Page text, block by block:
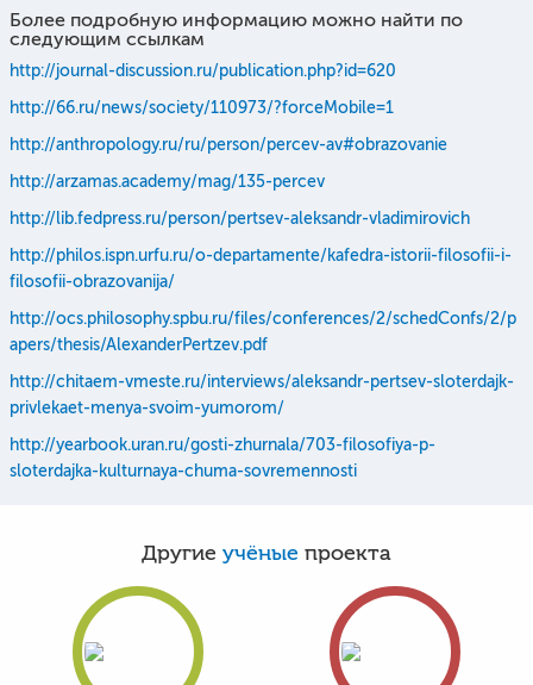
Более подробную информацию можно найти по
следующим ссылкам
http://journal-discussion.ru/publication.php?id=620
http://66.ru/news/society/110973/?forceMobile=1
http://anthropology.ru/ru/person/percev-av#obrazovanie
http://arzamas.academy/mag/135-percev
http://lib.fedpress.ru/person/pertsev-aleksandr-vladimirovich
http://philos.ispn.urfu.ru/o-departamente/kafedra-istorii-filosofii-i-
filosofii-obrazovanija/
http://ocs.philosophy.spbu.ru/files/conferences/2/schedConfs/2/p
apers/thesis/AlexanderPertzev.pdf
http://chitaem-vmeste.ru/interviews/aleksandr-pertsev-sloterdajk-
privlekaet-menya-svoim-yumorom/
http://yearbook.uran.ru/gosti-zhurnala/703-filosofiya-p-
sloterdajka-kulturnaya-chuma-sovremennosti
Другие учёные проекта